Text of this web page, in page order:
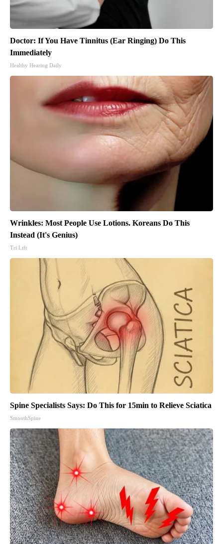
Doctor: If You Have Tinnitus (Ear Ringing) Do This
Immediately
Healthy Hearing Daily
Wrinkles: Most People Use Lotions. Koreans Do This
Instead (It's Genius)
Tri Lift
Spine Specialists Says: Do This for 15min to Relieve Sciatica
SmoothSpine